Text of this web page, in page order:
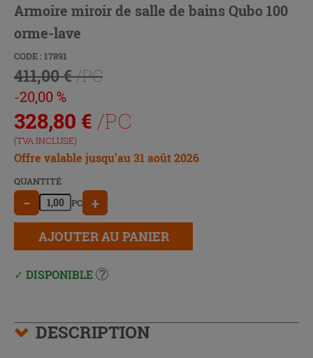
Armoire miroir de salle de bains Qubo 100
orme-lave
CODE : 17891
411,00 €/PC
-20,00 %
328,80 € /PC
(TVA INCLUSE)
Offre valable jusqu’au 31 août 2026
QUANTITÉ
− PC +
AJOUTER AU PANIER
DISPONIBLE
DESCRIPTION